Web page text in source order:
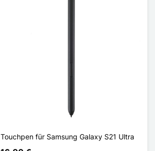
Touchpen für Samsung Galaxy S21 Ultra